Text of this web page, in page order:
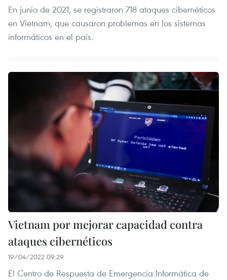
En junio de 2021, se registraron 718 ataques cibernéticos
en Vietnam, que causaron problemas en los sistemas
informáticos en el país.
Vietnam por mejorar capacidad contra
ataques cibernéticos
19/04/2022 09:29
El Centro de Respuesta de Emergencia Informática de